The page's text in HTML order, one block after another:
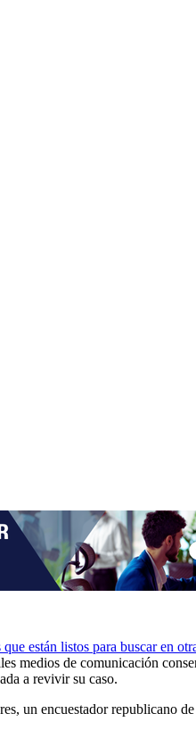
están listos para buscar en
medios de comunicación
a revivir su caso.
un encuestador republicano